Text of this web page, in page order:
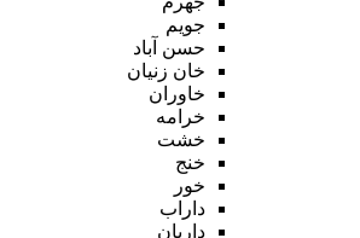
جویم
حسن آباد
خان زنیان
خاوران
خرامه
خشت
خنج
خور
داراب
داریان